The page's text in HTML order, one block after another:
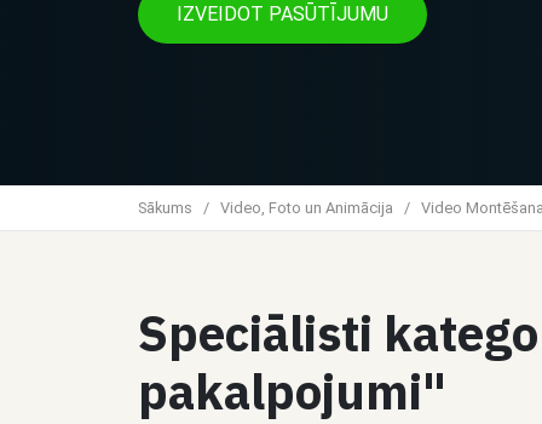
IZVEIDOT PASŪTĪJUMU
Sākums / Video, Foto un Animācija / Video
Speciālisti
pakalpojumi"